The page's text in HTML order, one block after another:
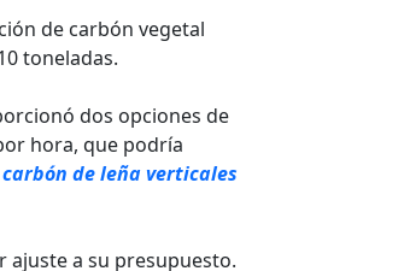
de carbón vegetal
toneladas.
dos opciones de
hora, que podría
de leña verticales
ajuste a su presupuesto.